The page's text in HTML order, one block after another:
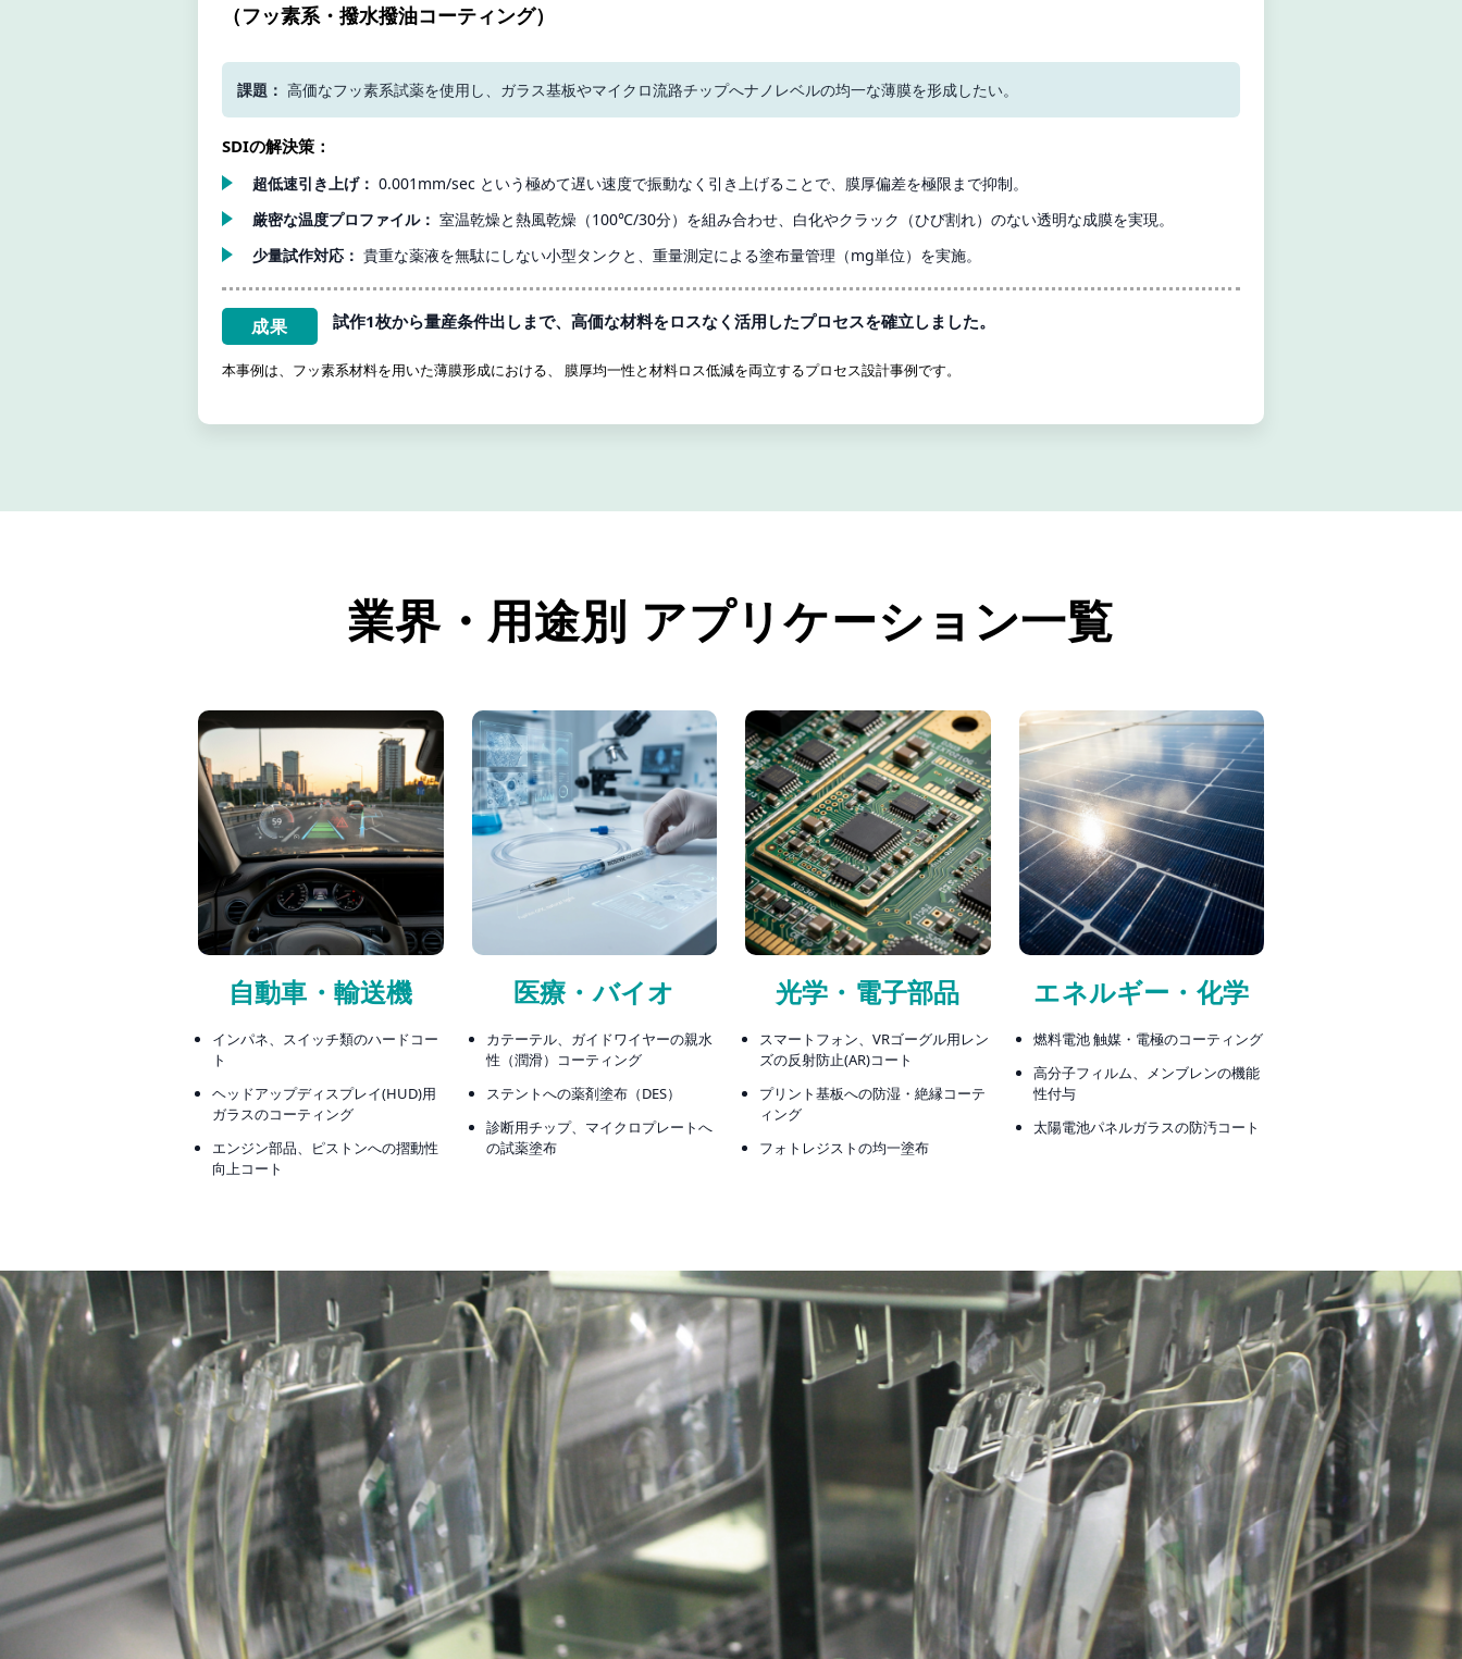
（フッ素系・撥水撥油コーティング）
課題： 高価なフッ素系試薬を使用し、ガラス基板やマイクロ流路チップへナノレベルの均一な薄膜を形成したい。
SDIの解決策：
超低速引き上げ： 0.001mm/sec という極めて遅い速度で振動なく引き上げることで、膜厚偏差を極限まで抑制。
厳密な温度プロファイル： 室温乾燥と熱風乾燥（100℃/30分）を組み合わせ、白化やクラック（ひび割れ）のない透明な成膜を実現。
少量試作対応： 貴重な薬液を無駄にしない小型タンクと、重量測定による塗布量管理（mg単位）を実施。
成果 試作1枚から量産条件出しまで、高価な材料をロスなく活用したプロセスを確立しました。
本事例は、フッ素系材料を用いた薄膜形成における、 膜厚均一性と材料ロス低減を両立するプロセス設計事例です。
業界・用途別 アプリケーション一覧
自動車・輸送機
インパネ、スイッチ類のハードコー
ト
ヘッドアップディスプレイ(HUD)用
ガラスのコーティング
エンジン部品、ピストンへの摺動性
向上コート
医療・バイオ
カテーテル、ガイドワイヤーの親水
性（潤滑）コーティング
ステントへの薬剤塗布（DES）
診断用チップ、マイクロプレートへ
の試薬塗布
光学・電子部品
スマートフォン、VRゴーグル用レン
ズの反射防止(AR)コート
プリント基板への防湿・絶縁コーテ
ィング
フォトレジストの均一塗布
エネルギー・化学
燃料電池 触媒・電極のコーティング
高分子フィルム、メンブレンの機能
性付与
太陽電池パネルガラスの防汚コート